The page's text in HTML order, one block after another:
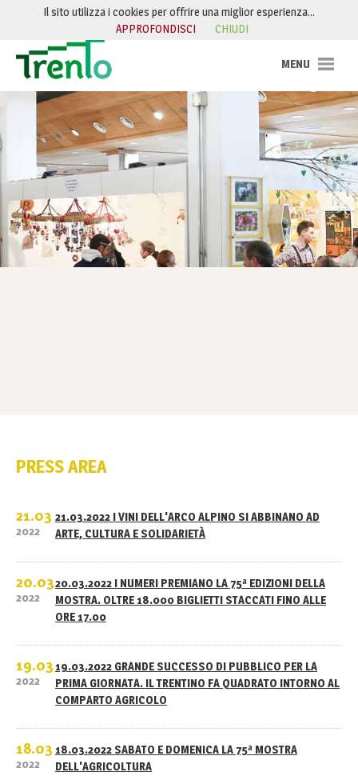
Salta al contenuto
PRESS AREA
21.03
2022
21.03.2022 I VINI DELL'ARCO ALPINO SI ABBINANO AD
ARTE, CULTURA E SOLIDARIETÀ
20.03
2022
20.03.2022 I NUMERI PREMIANO LA 75ª EDIZIONI DELLA
MOSTRA. OLTRE 18.000 BIGLIETTI STACCATI FINO ALLE
ORE 17.00
19.03
2022
19.03.2022 GRANDE SUCCESSO DI PUBBLICO PER LA
PRIMA GIORNATA. IL TRENTINO FA QUADRATO INTORNO AL
COMPARTO AGRICOLO
18.03
2022
18.03.2022 SABATO E DOMENICA LA 75ª MOSTRA
DELL'AGRICOLTURA
Il sito utilizza i cookies per offrire una miglior esperienza…
APPROFONDISCI
CHIUDI